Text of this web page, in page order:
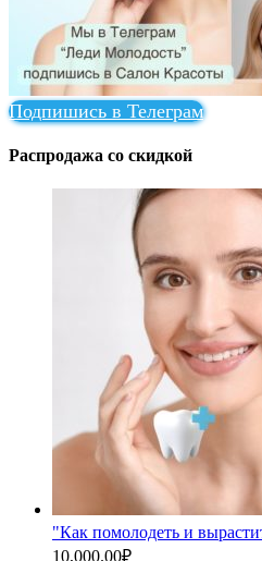
Подпишись в Телеграм
Распродажа со скидкой
"Как помолодеть и
Первоначальная
10,000.00₽Текущая